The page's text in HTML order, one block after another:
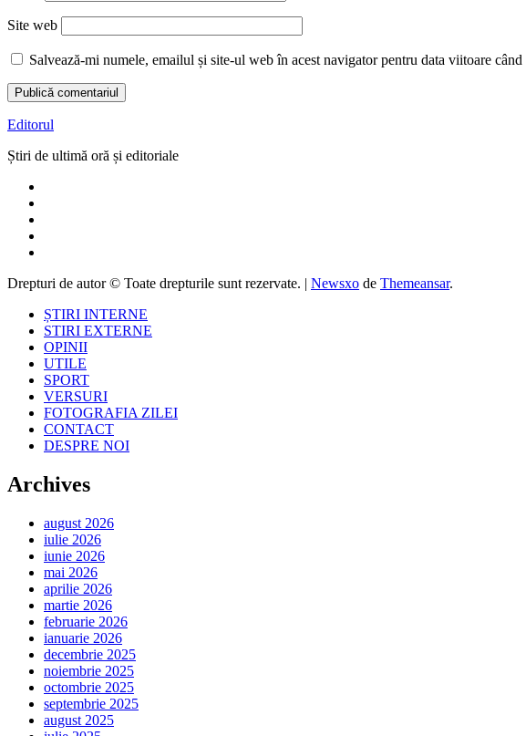
Site web
Salvează-mi numele, emailul și site-ul web în acest navigator pentru data viitoare când
Editorul
Știri de ultimă oră și editoriale
Drepturi de autor © Toate drepturile sunt rezervate. | Newsxo de Themeansar.
ȘTIRI INTERNE
STIRI EXTERNE
OPINII
UTILE
SPORT
VERSURI
FOTOGRAFIA ZILEI
CONTACT
DESPRE NOI
Archives
august 2026
iulie 2026
iunie 2026
mai 2026
aprilie 2026
martie 2026
februarie 2026
ianuarie 2026
decembrie 2025
noiembrie 2025
octombrie 2025
septembrie 2025
august 2025